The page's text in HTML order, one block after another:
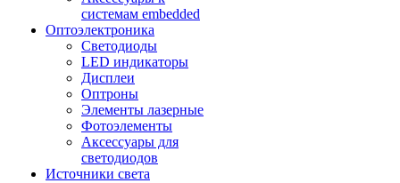
системам embedded
Oптоэлектроника
Светодиоды
LED индикаторы
Дисплеи
Оптроны
Элементы лазерные
Фотоэлементы
Аксессуары для
светодиодов
Источники света